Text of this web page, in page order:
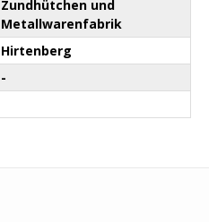
Zundhütchen und
Metallwarenfabrik
Hirtenberg
-